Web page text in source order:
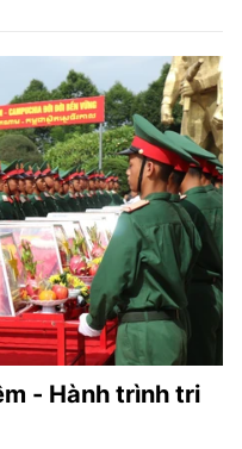
- Hành trình tri